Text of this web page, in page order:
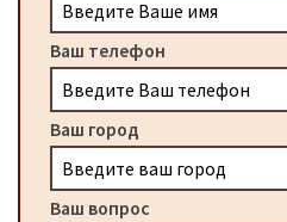
Ваш телефон
Ваш город
Ваш вопрос